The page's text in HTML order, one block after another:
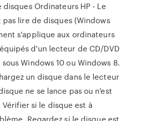
Ordinateurs HP - Le
lire de disques (Windows
s'applique aux ordinateurs
d'un lecteur de CD/DVD
Windows 10 ou Windows 8.
un disque dans le lecteur
ne se lance pas ou n'est
Vérifier si le disque est à
Regardez si le disque est